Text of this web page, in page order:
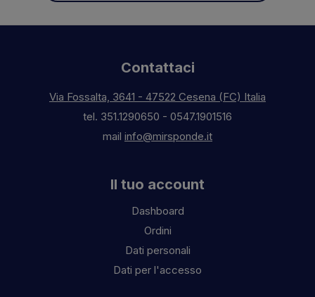
Contattaci
Via Fossalta, 3641 - 47522 Cesena (FC) Italia
tel. 351.1290650 - 0547.1901516
mail info@mirsponde.it
Il tuo account
Dashboard
Ordini
Dati personali
Dati per l'accesso